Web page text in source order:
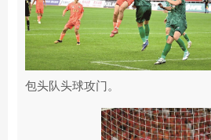
包头队头球攻门。